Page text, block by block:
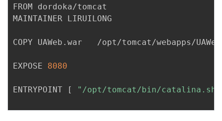
FROM dordoka/tomcat
MAINTAINER LIRUILONG
COPY UAWeb.war   /opt/tomcat/webapps/
EXPOSE 8080
ENTRYPOINT [ "/opt/tomcat/bin/catalina.sh"